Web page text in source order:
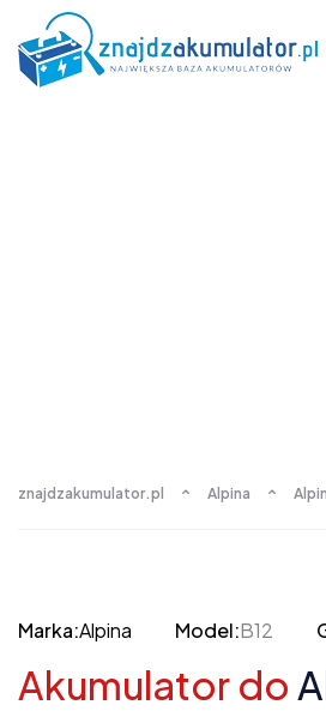
znajdzakumulator.pl Alpina
Marka:Alpina Model:B12
Akumulator do